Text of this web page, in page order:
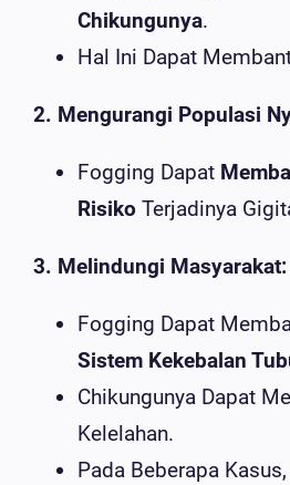
Chikungunya.
Hal Ini Dapat
2. Mengurangi Populasi
Fogging Dapat
Risiko Terjadinya
3. Melindungi Masyarakat:
Fogging Dapat
Sistem Kekebalan
Chikungunya Dapat
Kelelahan.
Pada Beberapa